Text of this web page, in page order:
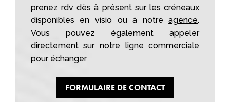
prenez rdv dès à présent sur les créneaux
disponibles en visio ou à notreagence.
Vous pouvez également appeler
directement sur notre ligne commerciale
pour échanger
FORMULAIRE DE CONTACT